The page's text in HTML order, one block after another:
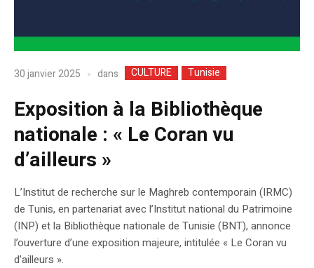
30 janvier 2025 dans CULTURE Tunisie
Exposition à la Bibliothèque
nationale : « Le Coran vu
d’ailleurs »
L’Institut de recherche sur le Maghreb contemporain (IRMC)
de Tunis, en partenariat avec l’Institut national du Patrimoine
(INP) et la Bibliothèque nationale de Tunisie (BNT), annonce
l’ouverture d’une exposition majeure, intitulée « Le Coran vu
d’ailleurs ».